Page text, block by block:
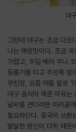
대
그런데 대구는 조금 다르
나는 매운맛이다. 조금
가렵고, 두입 베어 무니
등줄기를 타고 주르륵 땀
무진장, 요즘 애들 말로 '
대구 음식이 매운 이유는
날씨를 견디려면 머리끝
필요하단다. 중국의 쓰촨
발달한 원인이 더위 때문